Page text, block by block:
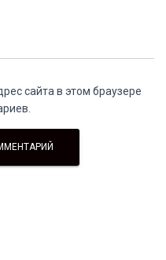
сайта в этом браузере